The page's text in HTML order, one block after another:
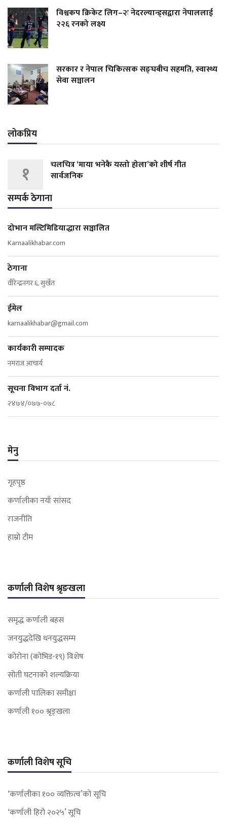
विश्वकप क्रिकेट लिग–२ः नेदरल्यान्ड्सद्वारा नेपाललाई
२२६ रनको लक्ष्य
सरकार र नेपाल चिकित्सक सङ्घबीच सहमति, स्वास्थ्य
सेवा सञ्चालन
लोकप्रिय
१
चलचित्र ‘माया भनेकै यस्तो होला’को शीर्ष गीत
सार्वजनिक
सम्पर्क ठेगाना
दोभान मल्टिमिडियाद्धारा सञ्चालित
Karnaalikhabar.com
ठेगाना
वीरेन्द्रनगर ६, सुर्खेत
ईमेल
karnaalikhabar@gmail.com
कार्यकारी सम्पादक
नमराज आचार्य
सूचना विभाग दर्ता नं.
२४७४/०७७-०७८
मेनु
गृहपृष्ठ
कर्णालीका नयाँ सांसद
राजनीति
हाम्रो टीम
कर्णाली विशेष श्रृङखला
समृद्ध कर्णाली बहस
जनयुद्धदेखि धनयुद्धसम्म
कोरोना (कोभिड-१९) विशेष
सोती घटनाको शल्यक्रिया
कर्णाली पालिका समीक्षा
कर्णाली १०० श्रृङ्खला
कर्णाली विशेष सूचि
‘कर्णालीका १०० व्यक्तित्व’को सूचि
‘कर्णाली हिरो २०२५’ सूचि